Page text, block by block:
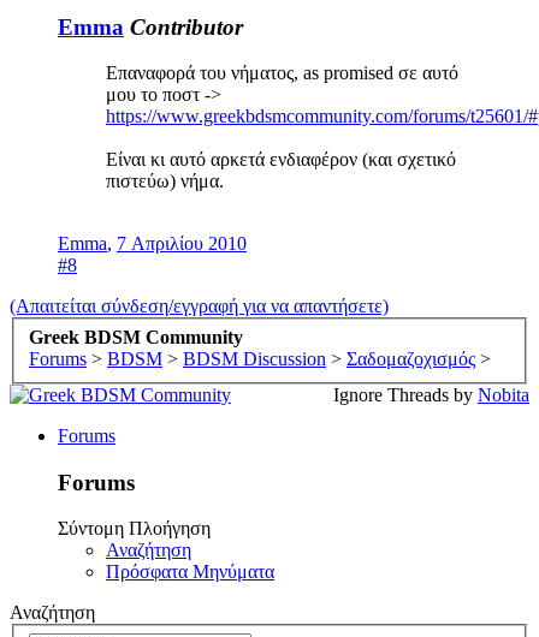
Emma Contributor
Επαναφορά του νήματος, as promised σε αυτό
μου το ποστ ->
https://www.greekbdsmcommunity.com/forums/t25601/
Είναι κι αυτό αρκετά ενδιαφέρον (και σχετικό
πιστεύω) νήμα.
Emma, 7 Απριλίου 2010
#8
(Απαιτείται σύνδεση/εγγραφή για να απαντήσετε)
Greek BDSM Community
Forums > BDSM > BDSM Discussion > Σαδομαζοχισμός >
Ignore Threads by Nobita
Forums
Forums
Σύντομη Πλοήγηση
Αναζήτηση
Πρόσφατα Μηνύματα
Αναζήτηση